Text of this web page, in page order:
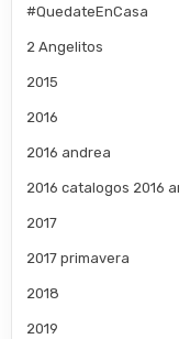
#QuedateEnCasa
2 Angelitos
2015
2016
2016 andrea
2016 catalogos 2016
2017
2017 primavera
2018
2019